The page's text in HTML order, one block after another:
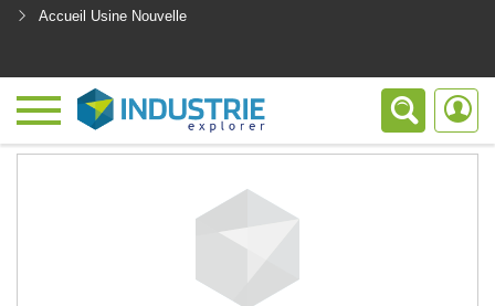
Accueil Usine Nouvelle